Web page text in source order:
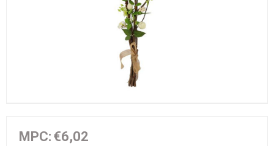
MPC: €6,02